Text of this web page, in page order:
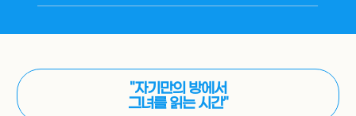
"자기만의 방에서
그녀를 읽는 시간"